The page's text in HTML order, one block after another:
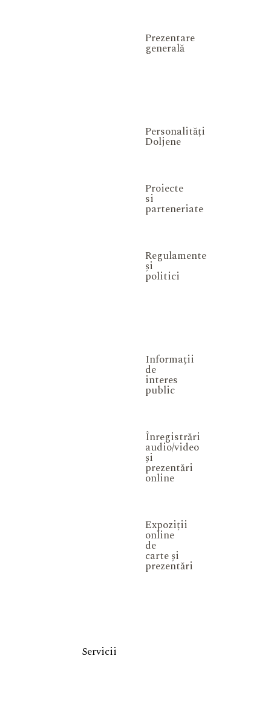
Prezentare
generală
Personalități
Doljene
Proiecte
si
parteneriate
Regulamente
și
politici
Informații
de
interes
public
Înregistrări
audio/video
și
prezentări
online
Expoziții
online
de
carte și
prezentări
Servicii